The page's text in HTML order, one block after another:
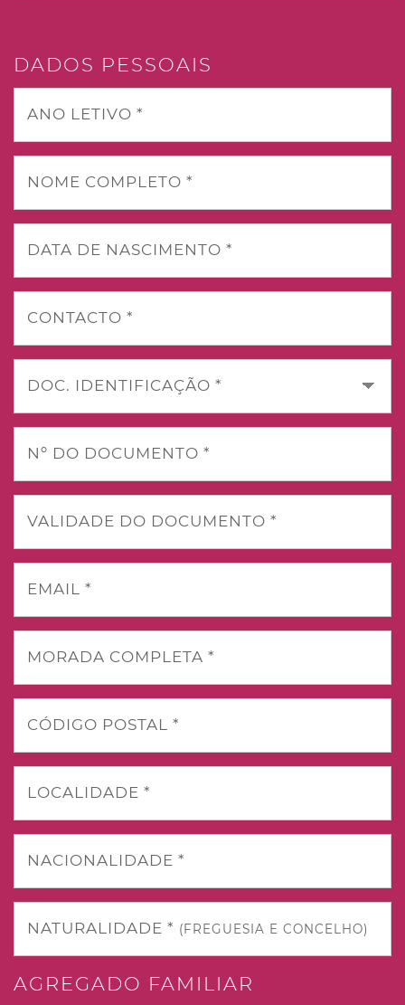
DADOS PESSOAIS
ANO LETIVO *
NOME COMPLETO *
DATA DE NASCIMENTO *
CONTACTO *
DOC. IDENTIFICAÇÃO *
Nº DO DOCUMENTO *
VALIDADE DO DOCUMENTO *
EMAIL *
MORADA COMPLETA *
CÓDIGO POSTAL *
LOCALIDADE *
NACIONALIDADE *
NATURALIDADE * (FREGUESIA E CONCELHO)
AGREGADO FAMILIAR